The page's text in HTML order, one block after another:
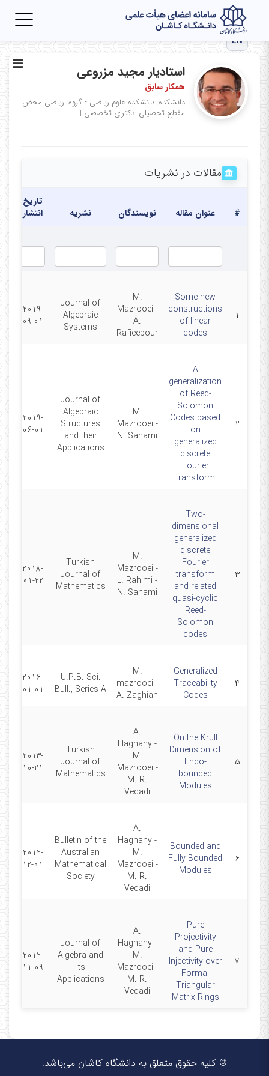
EN
استادیار مجید مزروعی
همکار سابق
دانشکده: دانشکده علوم ریاضی - گروه: ریاضی محض
مقطع تحصیلی: دکترای تخصصی |
مقالات در نشریات
# عنوان مقاله نویسندگان نشریه
تاریخ
انتشار
۱
Some new
constructions
of linear
codes
M.
Mazrooei -
A.
Rafieepour
Journal of
Algebraic
Systems
2019-
09-01
۲
A
generalization
of Reed-
Solomon
Codes based
on
generalized
discrete
Fourier
transform
M.
Mazrooei -
N. Sahami
Journal of
Algebraic
Structures
and their
Applications
2019-
06-01
۳
Two-
dimensional
generalized
discrete
Fourier
transform
and related
quasi-cyclic
Reed-
Solomon
codes
M.
Mazrooei -
L. Rahimi -
N. Sahami
Turkish
Journal of
Mathematics
2018-
01-22
۴
Generalized
Traceability
Codes
M.
mazrooei -
A. Zaghian
U.P.B. Sci.
Bull., Series A
2016-
01-01
۵
On the Krull
Dimension of
Endo-
bounded
Modules
A.
Haghany -
M.
Mazrooei -
M. R.
Vedadi
Turkish
Journal of
Mathematics
2013-
10-21
۶
Bounded and
Fully Bounded
Modules
A.
Haghany -
M.
Mazrooei -
M. R.
Vedadi
Bulletin of the
Australian
Mathematical
Society
2012-
12-01
۷
Pure
Projectivity
and Pure
Injectivity over
Formal
Triangular
Matrix Rings
A.
Haghany -
M.
Mazrooei -
M. R.
Vedadi
Journal of
Algebra and
Its
Applications
2012-
11-09
© کلیه حقوق متعلق به دانشگاه کاشان می‌باشد.